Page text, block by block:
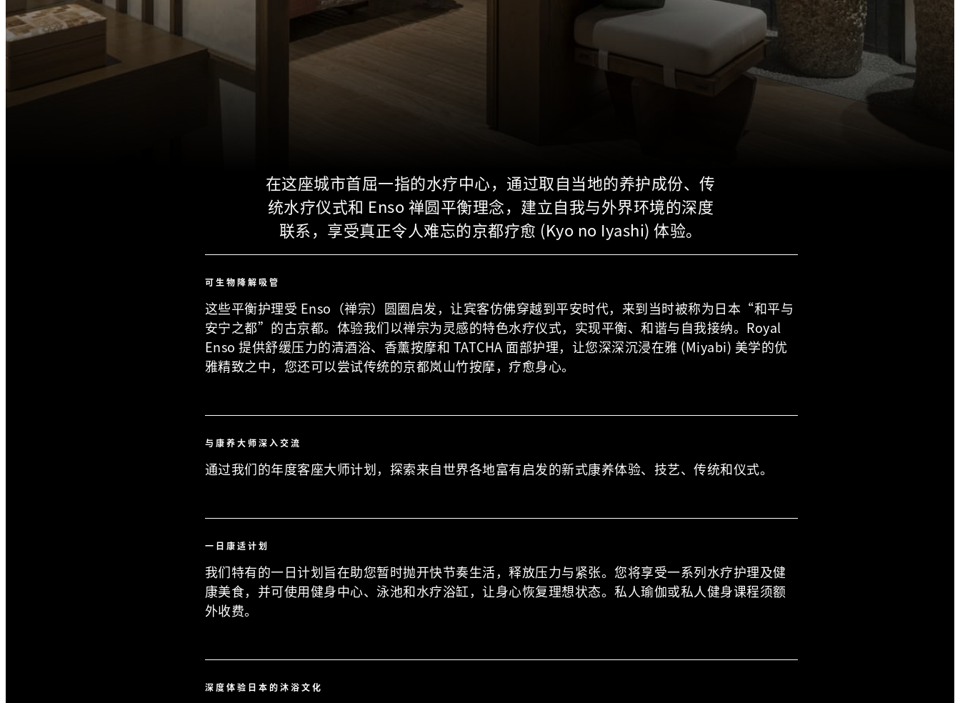
在这座城市首屈一指的水疗中心，通过取自当地的养护成份、传
统水疗仪式和 Enso 禅圆平衡理念，建立自我与外界环境的深度
联系，享受真正令人难忘的京都疗愈 (Kyo no Iyashi) 体验。
可生物降解吸管
这些平衡护理受 Enso（禅宗）圆圈启发，让宾客仿佛穿越到平安时代，来到当时被称为日本“和平与
安宁之都”的古京都。体验我们以禅宗为灵感的特色水疗仪式，实现平衡、和谐与自我接纳。Royal
Enso 提供舒缓压力的清酒浴、香薰按摩和 TATCHA 面部护理，让您深深沉浸在雅 (Miyabi) 美学的优
雅精致之中，您还可以尝试传统的京都岚山竹按摩，疗愈身心。
与康养大师深入交流
通过我们的年度客座大师计划，探索来自世界各地富有启发的新式康养体验、技艺、传统和仪式。
一日康适计划
我们特有的一日计划旨在助您暂时抛开快节奏生活，释放压力与紧张。您将享受一系列水疗护理及健
康美食，并可使用健身中心、泳池和水疗浴缸，让身心恢复理想状态。私人瑜伽或私人健身课程须额
外收费。
深度体验日本的沐浴文化